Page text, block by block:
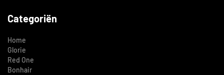
Categoriën
Home
Glorie
Red One
Bonhair